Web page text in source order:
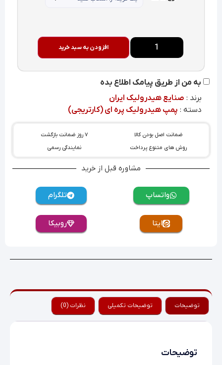
افزودن به سبد خرید
به من از طریق پیامک اطلاع بده
برند : صنایع هیدرولیک ایران
دسته : پمپ هیدرولیک پره ای (کارتریجی)
ضمانت اصل بودن کالا
۷ روز ضمانت بازگشت
روش های متنوع پرداخت
نمایندگی رسمی
مشاوره قبل از خرید
واتساپ تلگرام
ایتا روبیکا
توضیحات توضیحات تکمیلی نظرات (0)
توضیحات